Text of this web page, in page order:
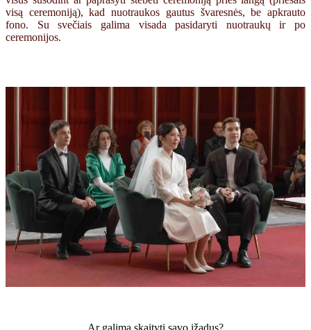
visą ceremoniją), kad nuotraukos gautus švaresnės, be apkrauto
fono. Su svečiais galima visada pasidaryti nuotraukų ir po
ceremonijos.
Ar galima skaityti savo įžadus?